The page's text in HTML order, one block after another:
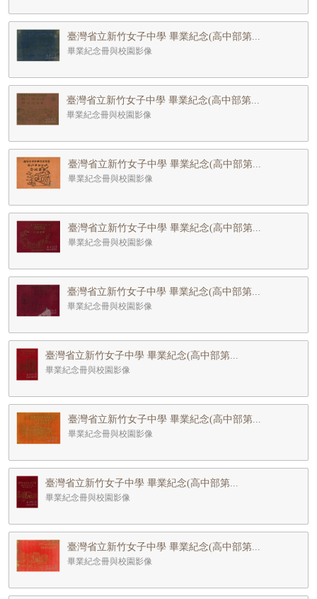
臺灣省立新竹女子中學 畢業紀念(高中部第...
畢業紀念冊與校園影像
臺灣省立新竹女子中學 畢業紀念(高中部第...
畢業紀念冊與校園影像
臺灣省立新竹女子中學 畢業紀念(高中部第...
畢業紀念冊與校園影像
臺灣省立新竹女子中學 畢業紀念(高中部第...
畢業紀念冊與校園影像
臺灣省立新竹女子中學 畢業紀念(高中部第...
畢業紀念冊與校園影像
臺灣省立新竹女子中學 畢業紀念(高中部第...
畢業紀念冊與校園影像
臺灣省立新竹女子中學 畢業紀念(高中部第...
畢業紀念冊與校園影像
臺灣省立新竹女子中學 畢業紀念(高中部第...
畢業紀念冊與校園影像
臺灣省立新竹女子中學 畢業紀念(高中部第...
畢業紀念冊與校園影像